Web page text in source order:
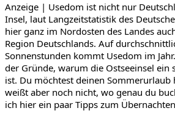
Anzeige | Usedom ist nicht nur
Insel, laut Langzeitstatistik des
hier ganz im Nordosten des Landes
Region Deutschlands. Auf
Sonnenstunden kommt Usedom im
der Gründe, warum die Ostseeinsel ein
ist. Du möchtest deinen
weißt aber noch nicht, wo genau du
ich hier ein paar Tipps zum